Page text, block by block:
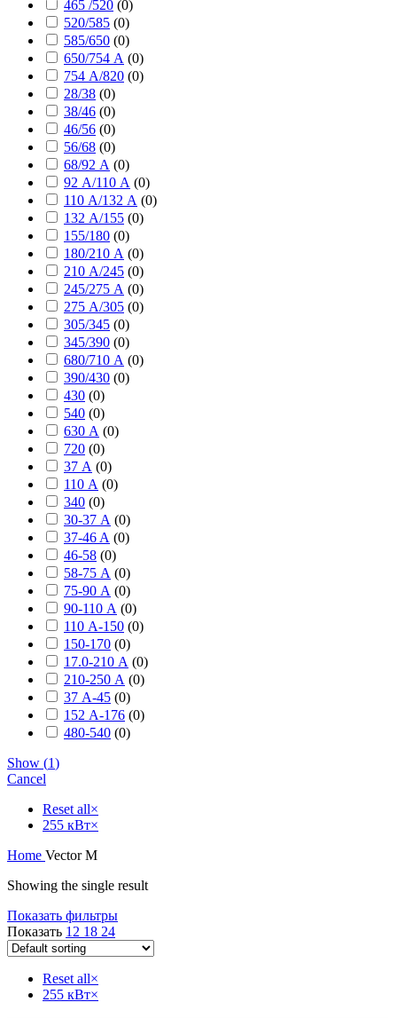
465 /520 (0)
520/585 (0)
585/650 (0)
650/754 А (0)
754 А/820 (0)
28/38 (0)
38/46 (0)
46/56 (0)
56/68 (0)
68/92 А (0)
92 А/110 А (0)
110 А/132 А (0)
132 А/155 (0)
155/180 (0)
180/210 А (0)
210 А/245 (0)
245/275 А (0)
275 А/305 (0)
305/345 (0)
345/390 (0)
680/710 А (0)
390/430 (0)
430 (0)
540 (0)
630 А (0)
720 (0)
37 А (0)
110 А (0)
340 (0)
30-37 А (0)
37-46 A (0)
46-58 (0)
58-75 А (0)
75-90 А (0)
90-110 А (0)
110 А-150 (0)
150-170 (0)
17.0-210 А (0)
210-250 А (0)
37 А-45 (0)
152 А-176 (0)
480-540 (0)
Show (1)
Cancel
Reset all×
255 кВт×
Home Vector M
Showing the single result
Показать фильтры
Показать 12 18 24
Reset all×
255 кВт×